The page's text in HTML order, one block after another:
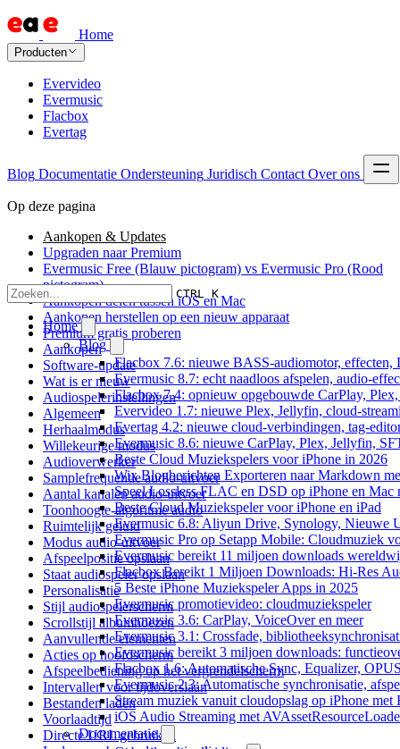
Home
Producten
Evervideo
Evermusic
Flacbox
Evertag
Blog Documentatie Ondersteuning Juridisch Contact Over ons
CTRL K
Home
Blog
Flacbox 7.6: nieuwe BASS-audiomotor, effecten,
Evermusic 8.7: echt naadloos afspelen, audio-
Flacbox 7.4: opnieuw opgebouwde CarPlay,
Evervideo 1.7: nieuwe Plex, Jellyfin, cloud-
Evertag 4.2: nieuwe cloud-verbindingen, tag-
Evermusic 8.6: nieuwe CarPlay, Plex, Jellyfin,
Beste Cloud Muziekspelers voor iPhone in 2026
Wix Blogberichten Exporteren naar Markdown
Speel Lossless FLAC en DSD op iPhone en Mac
Beste Cloud Muziekspeler voor iPhone en iPad
Evermusic 6.8: Aliyun Drive, Synology, Nieuwe
Evermusic Pro op Setapp Mobile: Cloudmuziek
Evermusic bereikt 11 miljoen downloads
Flacbox Bereikt 1 Miljoen Downloads: Hi-Res
5 Beste iPhone Muziekspeler Apps in 2025
Evermusic promotievideo: cloudmuziekspeler
Evermusic 3.6: CarPlay, VoiceOver en meer
Evermusic 3.1: Crossfade,
Evermusic bereikt 3 miljoen downloads:
Flacbox 1.6: Automatische Sync, Equalizer,
Evermusic 2.3: Automatische synchronisatie,
Stream muziek vanuit cloudopslag op iPhone met
iOS Audio Streaming met
Documentatie
Op deze pagina
Aankopen & Updates
Upgraden naar Premium
Evermusic Free (Blauw pictogram) vs Evermusic Pro (Rood
pictogram)
Aankopen delen tussen iOS en Mac
Aankopen herstellen op een nieuw apparaat
Premium gratis proberen
Aankopen
Software-update
Wat is er nieuw
Audiospelerinstellingen
Algemeen
Herhaalmodus
Willekeurige modus
Audioverwerker
Samplefrequentie audio-uitvoer
Aantal kanalen audio-uitvoer
Toonhoogte-algoritme audio
Ruimtelijk geluid
Modus audio-uitvoer
Afspeelpositie opslaan
Staat audiospeler opslaan
Personalisatie
Stijl audiospelerscherm
Scrollstijl albumhoezen
Aanvullende elementen
Acties op hoofdscherm
Afspeelbediening op het vergrendelscherm
Intervallen voor tijdoverslaan
Bestanden laden
Voorlaadtijd
Directe URL gebruiken